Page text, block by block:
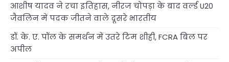
आशीष यादव ने रचा इतिहास, नीरज चोपड़ा के बाद वर्ल्ड U20
जैवलिन में पदक जीतने वाले दूसरे भारतीय
डॉ. के. ए. पॉल के समर्थन में उतरे टिम शीही, FCRA बिल पर
अपील